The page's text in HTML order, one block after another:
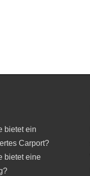
bietet ein
Carport?
bietet eine